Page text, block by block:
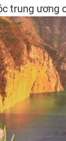
trung ương